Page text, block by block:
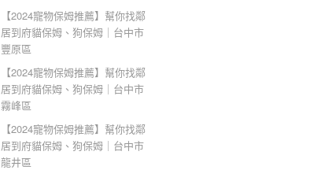
【2024寵物保姆推薦】幫你找鄰
居到府貓保姆、狗保姆｜台中市
豐原區
【2024寵物保姆推薦】幫你找鄰
居到府貓保姆、狗保姆｜台中市
霧峰區
【2024寵物保姆推薦】幫你找鄰
居到府貓保姆、狗保姆｜台中市
龍井區